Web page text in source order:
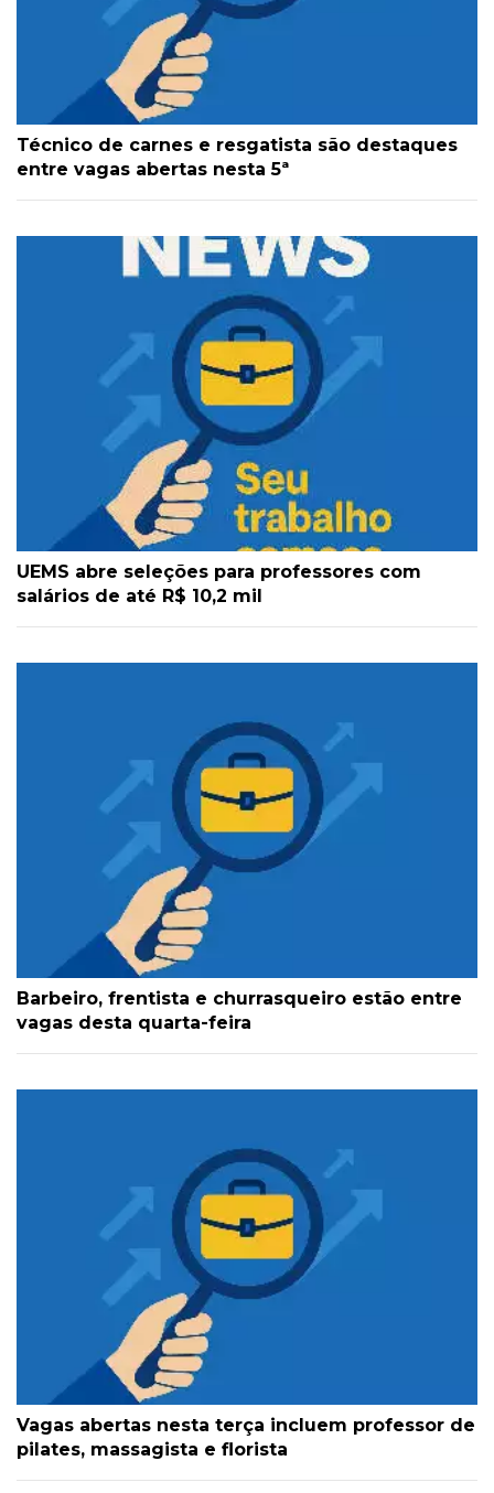
Técnico de carnes e resgatista são destaques
entre vagas abertas nesta 5ª
UEMS abre seleções para professores com
salários de até R$ 10,2 mil
Barbeiro, frentista e churrasqueiro estão entre
vagas desta quarta-feira
Vagas abertas nesta terça incluem professor de
pilates, massagista e florista